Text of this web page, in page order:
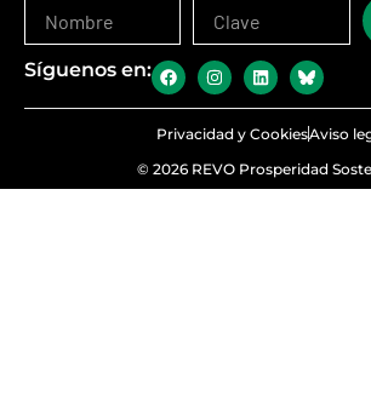
Síguenos en:
© 2026 REVO Prosperidad
Privacidad y CookiesAviso